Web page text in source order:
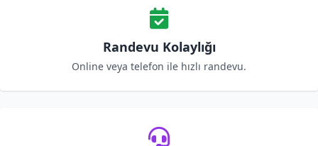
Randevu Kolaylığı
Online veya telefon ile hızlı randevu.